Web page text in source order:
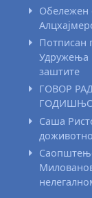
Обележен
Потписан
Удружења
заштите
ГОВОР
Саша